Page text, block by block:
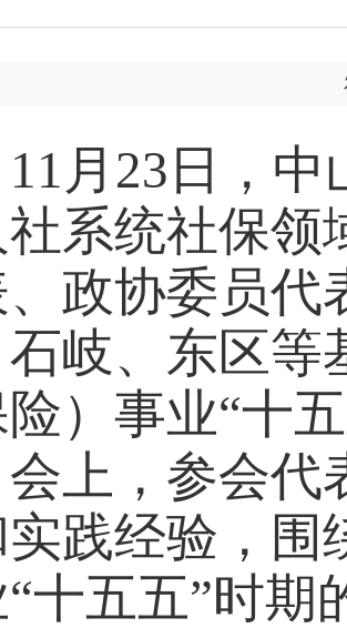
11月23日，
系统社保领
政协委员代
岐、东区等
）事业“十
会上，参会代
践经验，围
十五五”时期